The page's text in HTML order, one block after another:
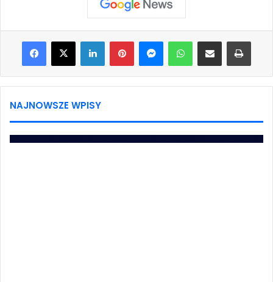
Facebook
X LinkedInPinterestMessengerWhatsAppShare via Email Print
NAJNOWSZE WPISY